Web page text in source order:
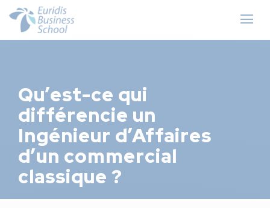
Qu’est-ce qui
différencie un
Ingénieur d’Affaires
d’un commercial
classique ?